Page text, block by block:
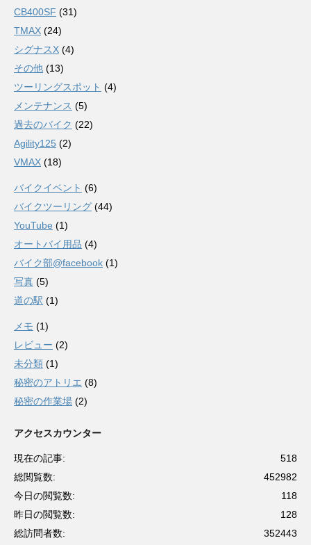
CB400SF (31)
TMAX (24)
シグナスX (4)
その他 (13)
ツーリングスポット (4)
メンテナンス (5)
過去のバイク (22)
Agility125 (2)
VMAX (18)
バイクイベント (6)
バイクツーリング (44)
YouTube (1)
オートバイ用品 (4)
バイク部@facebook (1)
写真 (5)
道の駅 (1)
メモ (1)
レビュー (2)
未分類 (1)
秘密のアトリエ (8)
秘密の作業場 (2)
アクセスカウンター
518
現在の記事:
452982
総閲覧数:
118
今日の閲覧数:
128
昨日の閲覧数:
352443
総訪問者数: